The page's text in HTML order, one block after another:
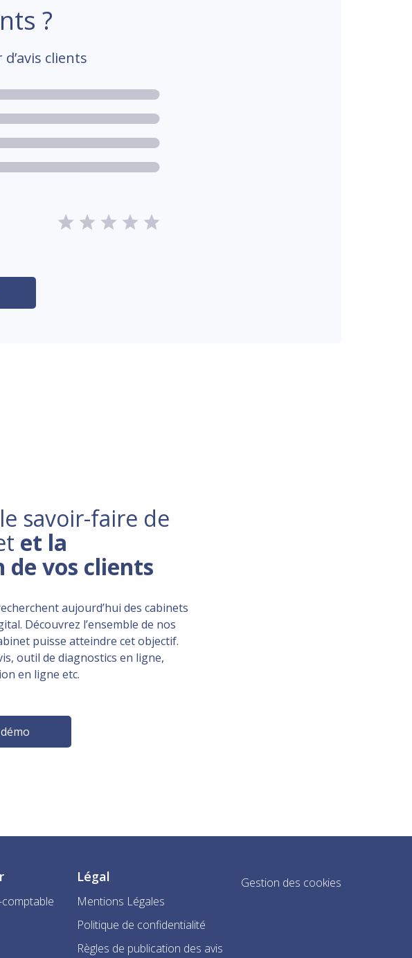
?
clients
savoir-faire de
et la
vos clients
aujourd’hui des cabinets
Découvrez l’ensemble de nos
puisse atteindre cet objectif.
outil de diagnostics en ligne,
en ligne etc.
Légal
Mentions Légales
Politique de confidentialité
Règles de publication des avis
Gestion des cookies